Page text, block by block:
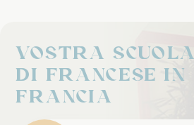
Vostra scuola
di francese in
Francia